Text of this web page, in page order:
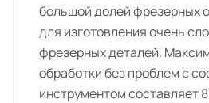
большой долей фрезерных
для изготовления очень
фрезерных деталей.
обработки без проблем с
инструментом составляет